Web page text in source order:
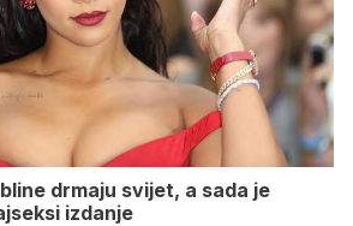
drmaju svijet, a sada je
izdanje